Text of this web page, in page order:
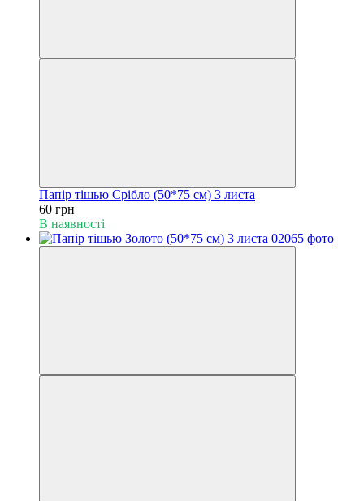
Папір тішью Срібло (50*75 см) 3 листа
60 грн
В наявності